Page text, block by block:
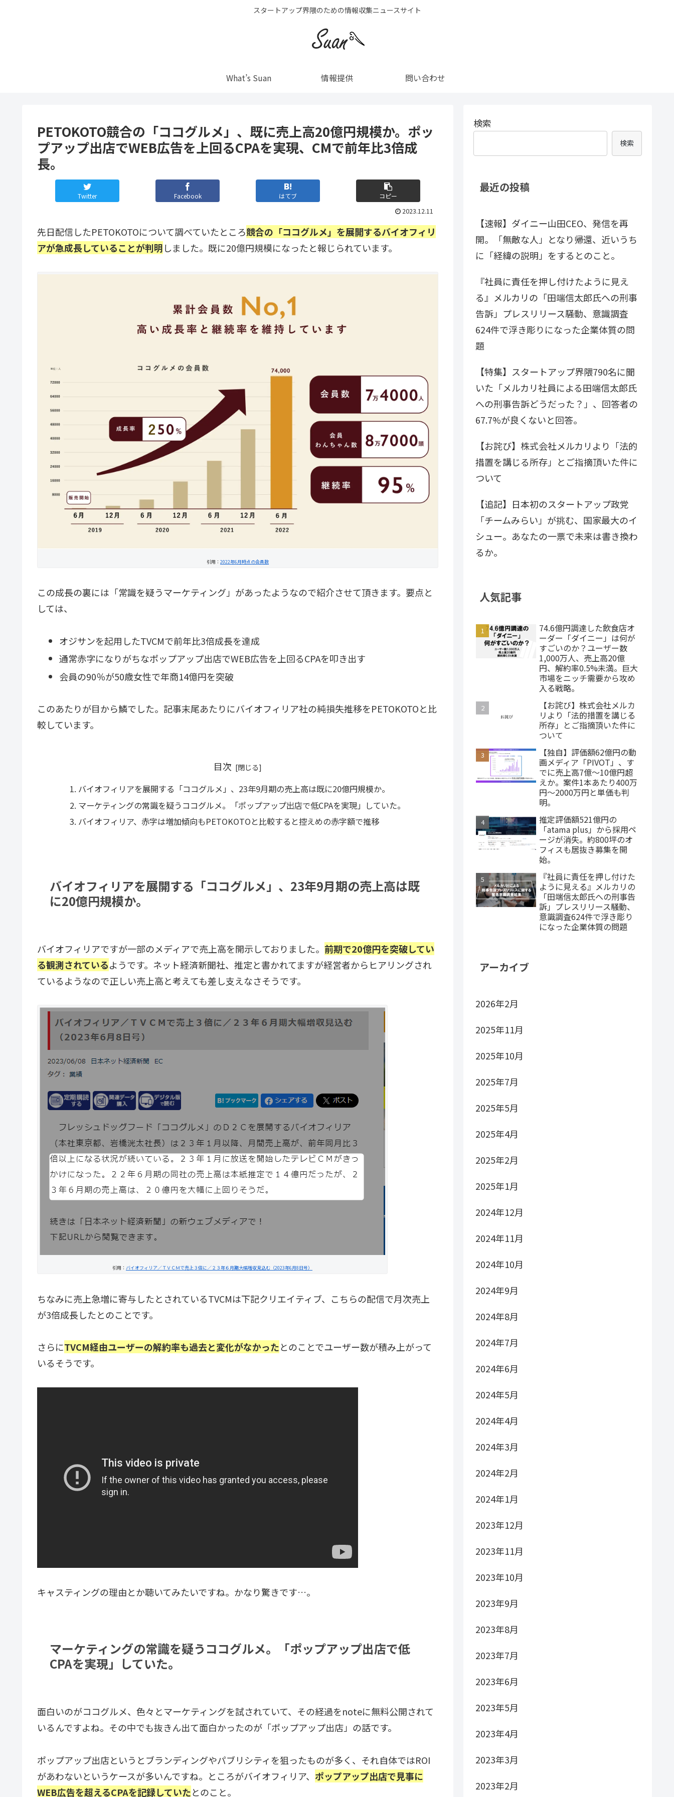
スタートアップ界隈のための情報収集ニュースサイト
What’s Suan 情報提供 問い合わせ
PETOKOTO競合の「ココグルメ」、既に売上高20億円規模か。ポッ
プアップ出店でWEB広告を上回るCPAを実現、CMで前年比3倍成
長。
Twitter Facebook はてブ コピー
2023.12.11
先日配信したPETOKOTOについて調べていたところ競合の「ココグルメ」を展開するバイオフィリ
アが急成長していることが判明しました。既に20億円規模になったと報じられています。
引用： 2022年6月時点の会員数
この成長の裏には「常識を疑うマーケティング」があったようなので紹介させて頂きます。要点と
しては、
オジサンを起用したTVCMで前年比3倍成長を達成
通常赤字になりがちなポップアップ出店でWEB広告を上回るCPAを叩き出す
会員の90％が50歳女性で年商14億円を突破
このあたりが目から鱗でした。記事末尾あたりにバイオフィリア社の純損失推移をPETOKOTOと比
較しています。
目次
バイオフィリアを展開する「ココグルメ」、23年9月期の売上高は既に20億円規模か。
マーケティングの常識を疑うココグルメ。「ポップアップ出店で低CPAを実現」していた。
バイオフィリア、赤字は増加傾向もPETOKOTOと比較すると控えめの赤字額で推移
バイオフィリアを展開する「ココグルメ」、23年9月期の売上高は既
に20億円規模か。
バイオフィリアですが一部のメディアで売上高を開示しておりました。 前期で20億円を突破してい
る観測されているようです。ネット経済新聞社、推定と書かれてますが経営者からヒアリングされ
ているようなので正しい売上高と考えても差し支えなさそうです。
引用： バイオフィリア／ＴＶＣＭで売上３倍に／２３年６月期大幅増収見込む（2023年6月8日号）
ちなみに売上急増に寄与したとされているTVCMは下記クリエイティブ、こちらの配信で月次売上
が3倍成長したとのことです。
さらにTVCM経由ユーザーの解約率も過去と変化がなかったとのことでユーザー数が積み上がって
いるそうです。
キャスティングの理由とか聴いてみたいですね。かなり驚きです…。
マーケティングの常識を疑うココグルメ。「ポップアップ出店で低
CPAを実現」していた。
面白いのがココグルメ、色々とマーケティングを試されていて、その経過をnoteに無料公開されて
いるんですよね。その中でも抜きん出て面白かったのが「ポップアップ出店」の話です。
ポップアップ出店というとブランディングやパブリシティを狙ったものが多く、それ自体ではROI
があわないというケースが多いんですね。ところがバイオフィリア、 ポップアップ出店で見事に
WEB広告を超えるCPAを記録していたとのこと。
検索
検索
最近の投稿
【速報】ダイニー山田CEO、発信を再
開。「無敵な人」となり帰還、近いうち
に「経緯の説明」をするとのこと。
『社員に責任を押し付けたように見え
る』メルカリの「田端信太郎氏への刑事
告訴」プレスリリース騒動、意識調査
624件で浮き彫りになった企業体質の問
題
【特集】スタートアップ界隈790名に聞
いた「メルカリ社員による田端信太郎氏
への刑事告訴どうだった？」、回答者の
67.7%が良くないと回答。
【お詫び】株式会社メルカリより「法的
措置を講じる所存」とご指摘頂いた件に
ついて
【追記】日本初のスタートアップ政党
「チームみらい」が挑む、国家最大のイ
シュー。あなたの一票で未来は書き換わ
るか。
人気記事
74.6億円調達した飲食店オ
ーダー「ダイニー」は何が
すごいのか？ユーザー数
1,000万人、売上高20億
円、解約率0.5%未満。巨大
市場をニッチ需要から攻め
入る戦略。
【お詫び】株式会社メルカ
リより「法的措置を講じる
所存」とご指摘頂いた件に
ついて
【独自】評価額62億円の動
画メディア「PIVOT」、す
でに売上高7億～10億円超
えか。案件1本あたり400万
円～2000万円と単価も判
明。
推定評価額521億円の
「atama plus」から採用ペ
ージが消失。約800坪のオ
フィスも居抜き募集を開
始。
『社員に責任を押し付けた
ように見える』メルカリの
「田端信太郎氏への刑事告
訴」プレスリリース騒動、
意識調査624件で浮き彫り
になった企業体質の問題
アーカイブ
2026年2月
2025年11月
2025年10月
2025年7月
2025年5月
2025年4月
2025年2月
2025年1月
2024年12月
2024年11月
2024年10月
2024年9月
2024年8月
2024年7月
2024年6月
2024年5月
2024年4月
2024年3月
2024年2月
2024年1月
2023年12月
2023年11月
2023年10月
2023年9月
2023年8月
2023年7月
2023年6月
2023年5月
2023年4月
2023年3月
2023年2月